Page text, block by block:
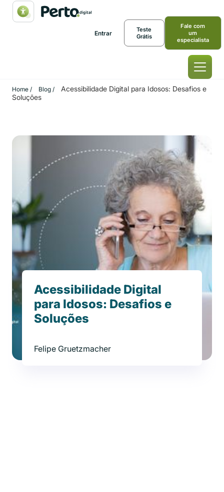
Entrar
Teste
Grátis
Fale com
um
especialista
Home / Blog /
Acessibilidade Digital para Idosos: Desafios e
Soluções
Acessibilidade Digital
para Idosos: Desafios e
Soluções
Felipe Gruetzmacher